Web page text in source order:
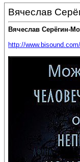
Вячеслав
Вячеслав Серёгин-
http://